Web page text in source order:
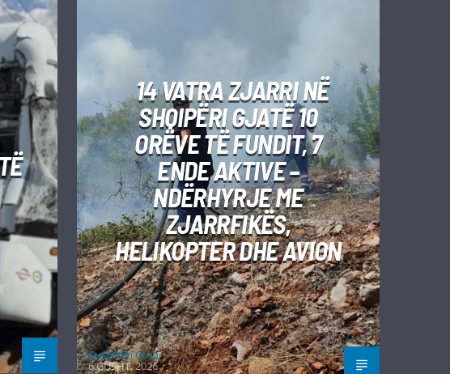
14 VATRA ZJARRI NË
SHQIPËRI GJATË 10
ORËVE TË FUNDIT, 7
ENDE AKTIVE –
NDËRHYRJE ME
ZJARRFIKËS,
HELIKOPTER DHE AVION
Kushtrim Guraj
6 GUSHT, 2026